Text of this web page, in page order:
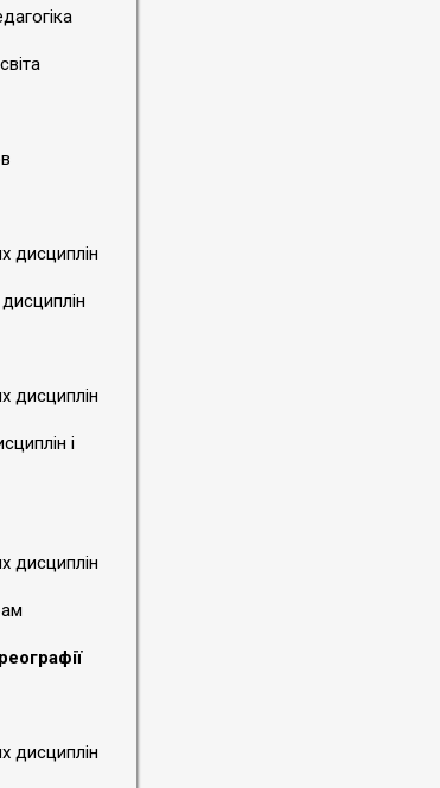
дисциплін
дисциплін
і
дисциплін
дисциплін